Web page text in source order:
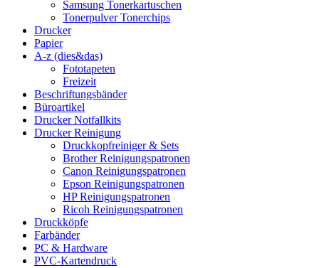
Samsung Tonerkartuschen
Tonerpulver Tonerchips
Drucker
Papier
A-z (dies&das)
Fototapeten
Freizeit
Beschriftungsbänder
Büroartikel
Drucker Notfallkits
Drucker Reinigung
Druckkopfreiniger & Sets
Brother Reinigungspatronen
Canon Reinigungspatronen
Epson Reinigungspatronen
HP Reinigungspatronen
Ricoh Reinigungspatronen
Druckköpfe
Farbänder
PC & Hardware
PVC-Kartendruck